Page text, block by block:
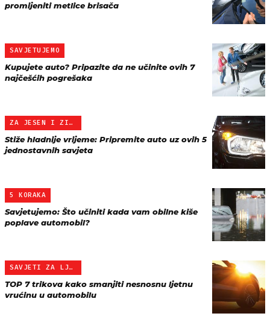
promijeniti metlice brisača
SAVJETUJEMO
Kupujete auto? Pripazite da ne učinite ovih 7
najčešćih pogrešaka
ZA JESEN I ZIMU
Stiže hladnije vrijeme: Pripremite auto uz ovih 5
jednostavnih savjeta
5 KORAKA
Savjetujemo: Što učiniti kada vam obilne kiše
poplave automobil?
SAVJETI ZA LJETO
TOP 7 trikova kako smanjiti nesnosnu ljetnu
vrućinu u automobilu